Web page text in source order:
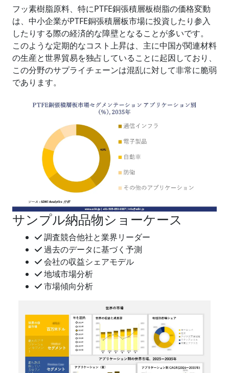
フッ素樹脂原料、特にPTFE銅張積層板樹脂の価格変動
は、中小企業がPTFE銅張積層板市場に投資したり参入
したりする際の経済的な障壁となることが多いです。
このような定期的なコスト上昇は、主に中国が関連材料
の生産と世界貿易を独占していることに起因しており、
この分野のサプライチェーンは混乱に対して非常に脆弱
であります。
サンプル納品物ショーケース
調査競合他社と業界リーダー
過去のデータに基づく予測
会社の収益シェアモデル
地域市場分析
市場傾向分析